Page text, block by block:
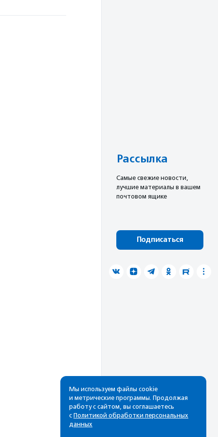
Рассылка
Cамые свежие новости,
лучшие материалы в вашем
почтовом ящике
Подписаться
Мы используем файлы cookie
и метрические программы. Продолжая
работу с сайтом, вы соглашаетесь
с Политикой обработки персональных
данных